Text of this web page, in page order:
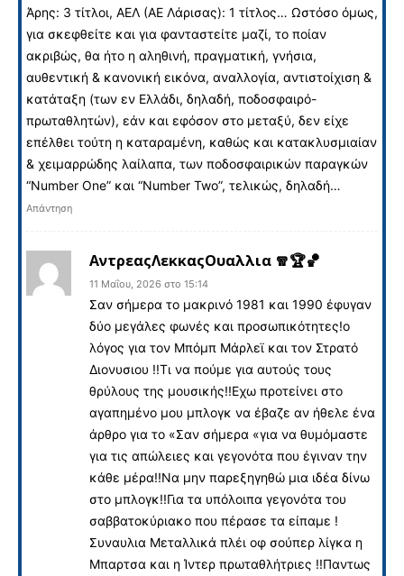
Άρης: 3 τίτλοι, ΑΕΛ (ΑΕ Λάρισας): 1 τίτλος… Ωστόσο όμως,
για σκεφθείτε και για φανταστείτε μαζί, το ποίαν
ακριβώς, θα ήτο η αληθινή, πραγματική, γνήσια,
αυθεντική & κανονική εικόνα, αναλλογία, αντιστοίχιση &
κατάταξη (των εν Ελλάδι, δηλαδή, ποδοσφαιρό-
πρωταθλητών), εάν και εφόσον στο μεταξύ, δεν είχε
επέλθει τούτη η καταραμένη, καθώς και κατακλυσμιαίαν
& χειμαρρώδης λαίλαπα, των ποδοσφαιρικών παραγκών
“Number One” και “Νumber Two”, τελικώς, δηλαδή…
Απάντηση
ΑντρεαςΛεκκαςΟυαλλια 🧣🏆🏀
11 Μαΐου, 2026 στο 15:14
Σαν σήμερα το μακρινό 1981 και 1990 έφυγαν
δύο μεγάλες φωνές και προσωπικότητες!ο
λόγος για τον Μπόμπ Μάρλεϊ και τον Στρατό
Διονυσιου !!Τι να πούμε για αυτούς τους
θρύλους της μουσικής!!Εχω προτείνει στο
αγαπημένο μου μπλογκ να έβαζε αν ήθελε ένα
άρθρο για το «Σαν σήμερα «για να θυμόμαστε
για τις απώλειες και γεγονότα που έγιναν την
κάθε μέρα!!Να μην παρεξηγηθώ μια ιδέα δίνω
στο μπλογκ!!Για τα υπόλοιπα γεγονότα του
σαββατοκύριακο που πέρασε τα είπαμε !
Συναυλια Μεταλλικά πλέι οφ σούπερ λίγκα η
Μπαρτσα και η Ίντερ πρωταθλήτριες !!Παντως